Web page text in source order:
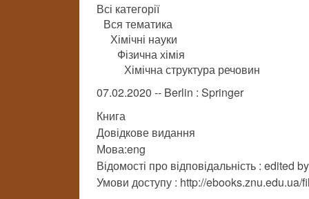
Всі категорії
Вся тематика
Хімічні науки
Фізична хімія
Хімічна структура речовин
07.02.2020 -- Berlin : Springer
Книга
Довідкове видання
Мова:eng
Відомості про відповідальність : edited
Умови доступу : http://